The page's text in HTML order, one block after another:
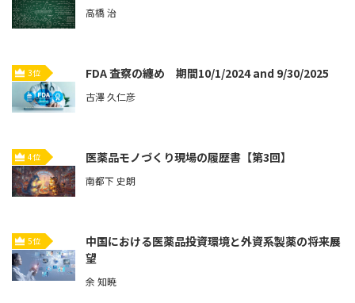
高橋 治
3位 FDA 査察の纏め 期間10/1/2024 and 9/30/2025
古澤 久仁彦
4位 医薬品モノづくり現場の履歴書【第3回】
南都下 史朗
5位
中国における医薬品投資環境と外資系製薬の将来展
望
余 知暁